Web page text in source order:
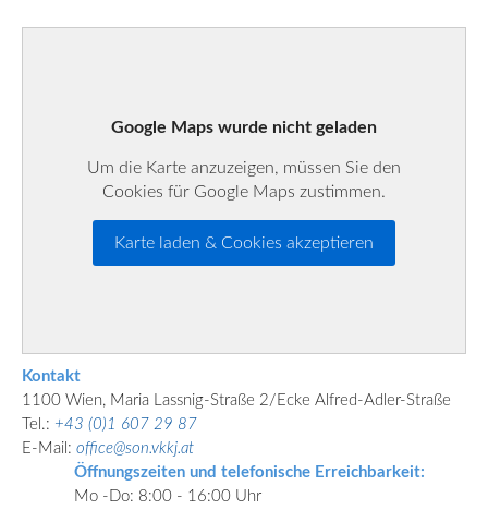
Google Maps wurde nicht geladen
Um die Karte anzuzeigen, müssen Sie den
Cookies für Google Maps zustimmen.
Karte laden & Cookies akzeptieren
Kontakt
1100 Wien, Maria Lassnig-Straße 2/Ecke Alfred-Adler-Straße
Tel.: +43 (0)1 607 29 87
E-Mail: office@son.vkkj.at
Öffnungszeiten und telefonische Erreichbarkeit:
Mo -Do: 8:00 - 16:00 Uhr